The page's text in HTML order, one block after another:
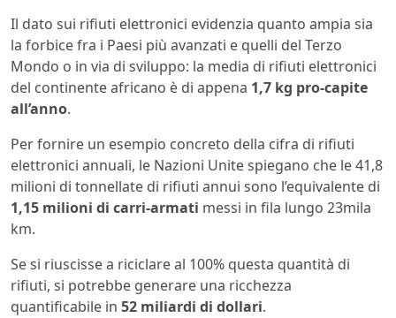
Il dato sui rifiuti elettronici evidenzia quanto ampia sia
la forbice fra i Paesi più avanzati e quelli del Terzo
Mondo o in via di sviluppo: la media di rifiuti elettronici
del continente africano è di appena 1,7 kg pro-capite
all’anno.
Per fornire un esempio concreto della cifra di rifiuti
elettronici annuali, le Nazioni Unite spiegano che le 41,8
milioni di tonnellate di rifiuti annui sono l’equivalente di
1,15 milioni di carri-armati messi in fila lungo 23mila
km.
Se si riuscisse a riciclare al 100% questa quantità di
rifiuti, si potrebbe generare una ricchezza
quantificabile in 52 miliardi di dollari.